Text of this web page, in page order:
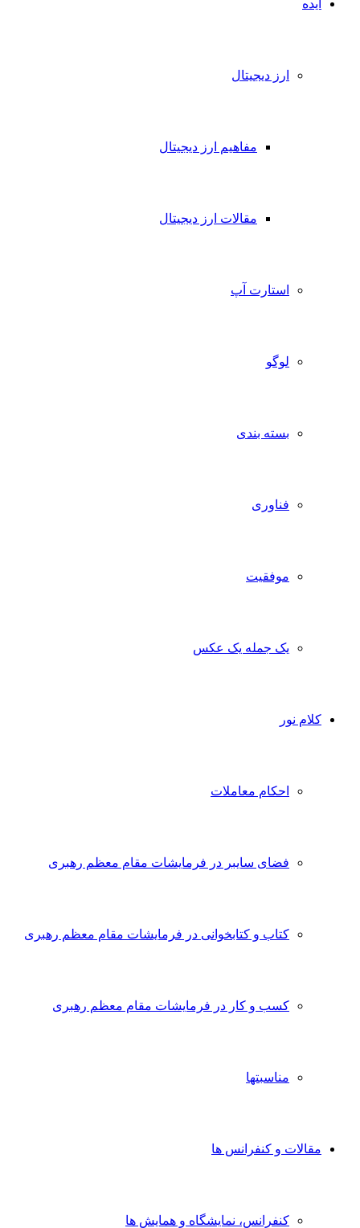
ایده
ارز دیجیتال
مفاهیم ارز دیجیتال
مقالات ارز دیجیتال
استارت آپ
لوگو
بسته بندی
فناوری
موفقیت
یک جمله یک عکس
کلام نور
احکام معاملات
فضای سایبر در فرمایشات مقام معظم رهبری
کتاب و کتابخوانی در فرمایشات مقام معظم رهبری
کسب و کار در فرمایشات مقام معظم رهبری
مناسبتها
مقالات و کنفرانس ها
کنفرانس، نمایشگاه و همایش ها